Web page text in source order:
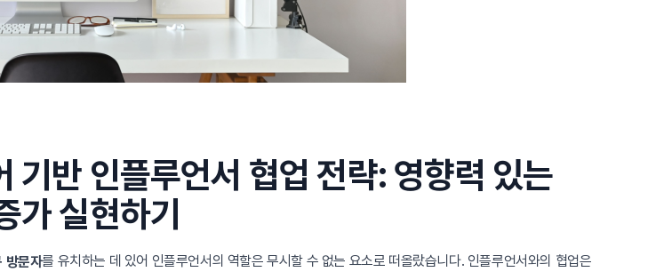
기반 인플루언서 협업 전략: 영향력 있는
가 실현하기
방문자를 유치하는 데 있어 인플루언서의 역할은 무시할 수 없는 요소로 떠올랐습니다. 인플루언서와의 협업은